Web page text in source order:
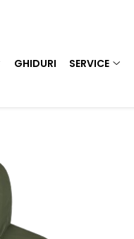
GHIDURI SERVICE